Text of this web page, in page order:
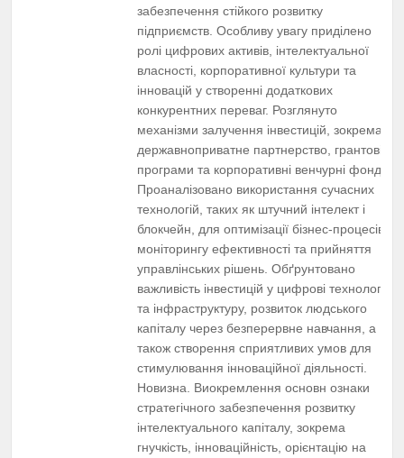
забезпечення стійкого розвитку
підприємств. Особливу увагу приділено
ролі цифрових активів, інтелектуальної
власності, корпоративної культури та
інновацій у створенні додаткових
конкурентних переваг. Розглянуто
механізми залучення інвестицій, зокрема,
державноприватне партнерство, грантові
програми та корпоративні венчурні фонди.
Проаналізовано використання сучасних
технологій, таких як штучний інтелект і
блокчейн, для оптимізації бізнес-процесів,
моніторингу ефективності та прийняття
управлінських рішень. Обґрунтовано
важливість інвестицій у цифрові технології
та інфраструктуру, розвиток людського
капіталу через безперервне навчання, а
також створення сприятливих умов для
стимулювання інноваційної діяльності.
Новизна. Виокремлення основн ознаки
стратегічного забезпечення розвитку
інтелектуального капіталу, зокрема
гнучкість, інноваційність, орієнтацію на